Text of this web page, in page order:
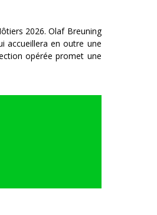
2026. Olaf Breuning
accueillera en outre une
opérée promet une